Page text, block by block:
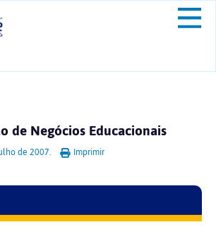
de Negócios Educacionais
de 2007. Imprimir